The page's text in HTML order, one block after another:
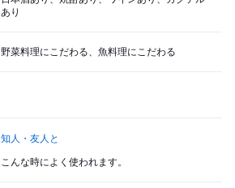
あり
野菜料理にこだわる、魚料理にこだわる
知人・友人と
こんな時によく使われます。